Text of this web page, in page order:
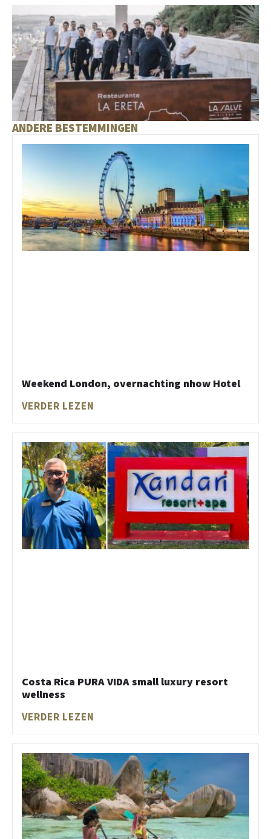
ANDERE BESTEMMINGEN
Weekend London, overnachting nhow Hotel
VERDER LEZEN
Costa Rica PURA VIDA small luxury resort
wellness
VERDER LEZEN